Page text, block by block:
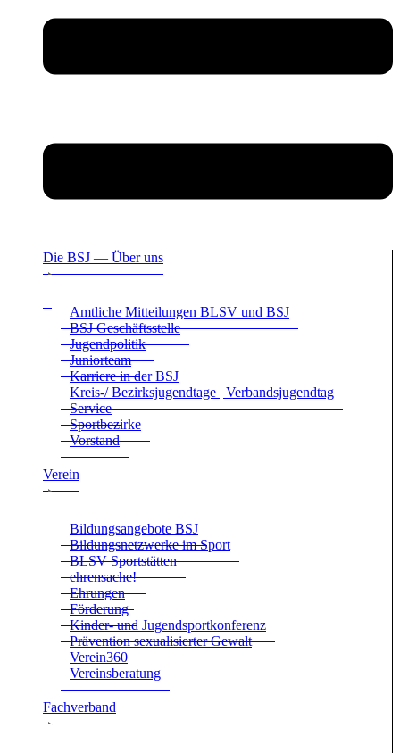
Die BSJ — Über uns
Amt­li­che Mit­tei­lun­gen BLSV und BSJ
BSJ Geschäfts­stelle
Jugend­po­li­tik
Juni­or­team
Kar­riere in der BSJ
Kreis-/ Bezirks­ju­gend­tage | Ver­bands­ju­gend­tag
Ser­vice
Sport­be­zirke
Vor­stand
Ver­ein
Bil­dungs­an­ge­bote BSJ
Bil­dungs­netz­werke im Sport
BLSV Sport­stät­ten
ehren­sa­che!
Ehrun­gen
För­de­rung
Kin­der- und Jugend­sport­kon­fe­renz
Prä­ven­tion sexua­li­sier­ter Gewalt
Verein360
Ver­eins­be­ra­tung
Fach­ver­band